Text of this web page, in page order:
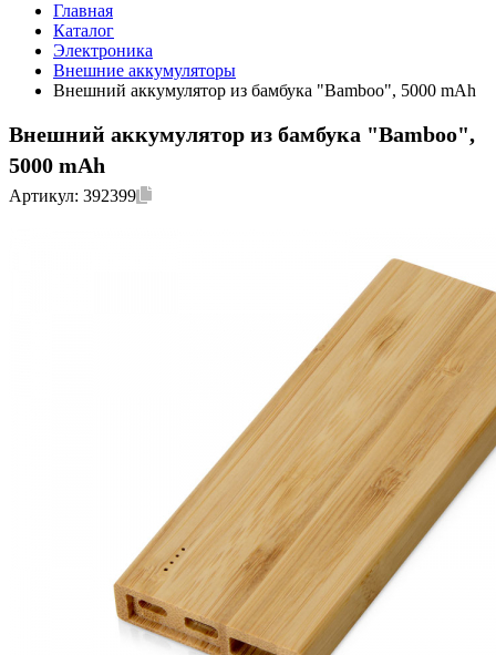
Главная
Каталог
Электроника
Внешние аккумуляторы
Внешний аккумулятор из бамбука "Bamboo", 5000 mAh
Внешний аккумулятор из бамбука "Bamboo",
5000 mAh
Артикул: 392399